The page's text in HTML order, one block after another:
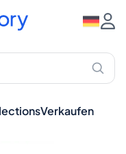
Verkaufen